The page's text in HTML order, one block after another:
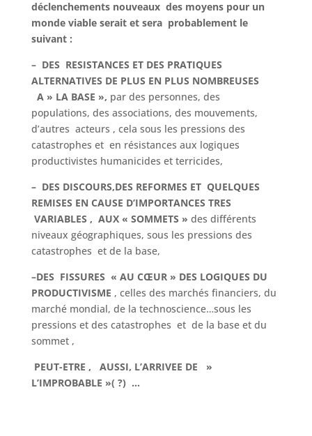
déclenchements nouveaux des moyens pour un
monde viable serait et sera probablement le
suivant :
– DES RESISTANCES ET DES PRATIQUES
ALTERNATIVES DE PLUS EN PLUS NOMBREUSES
A » LA BASE », par des personnes, des
populations, des associations, des mouvements,
d’autres acteurs , cela sous les pressions des
catastrophes et en résistances aux logiques
productivistes humanicides et terricides,
– DES DISCOURS,DES REFORMES ET QUELQUES
REMISES EN CAUSE D’IMPORTANCES TRES
VARIABLES , AUX « SOMMETS » des différents
niveaux géographiques, sous les pressions des
catastrophes et de la base,
–DES FISSURES « AU CŒUR » DES LOGIQUES DU
PRODUCTIVISME , celles des marchés financiers, du
marché mondial, de la technoscience…sous les
pressions et des catastrophes et de la base et du
sommet ,
PEUT-ETRE , AUSSI, L’ARRIVEE DE »
L’IMPROBABLE »( ?) …